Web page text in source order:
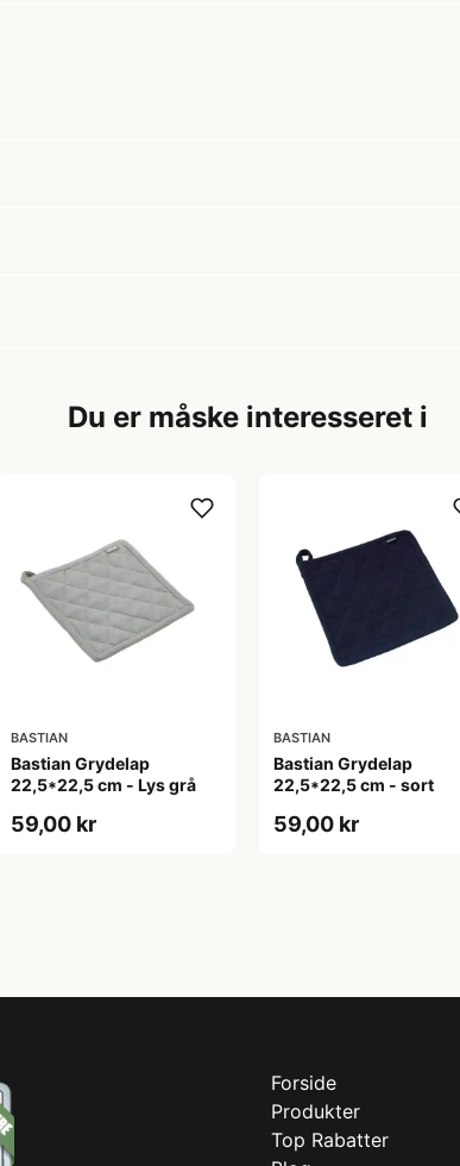
Du er måske interesseret i
BASTIAN
Bastian Grydelap
22,5*22,5 cm - Lys grå
59,00 kr
BASTIAN
Bastian Grydelap
22,5*22,5 cm - sort
59,00 kr
Forside
Produkter
Top Rabatter